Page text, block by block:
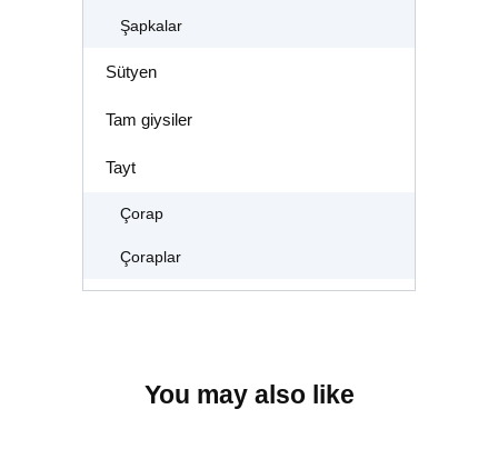
Şapkalar
Sütyen
Tam giysiler
Tayt
Çorap
Çoraplar
You may also like